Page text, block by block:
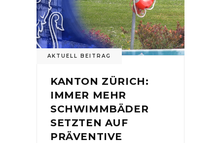
AKTUELL BEITRAG
KANTON ZÜRICH:
IMMER MEHR
SCHWIMMBÄDER
SETZTEN AUF
PRÄVENTIVE